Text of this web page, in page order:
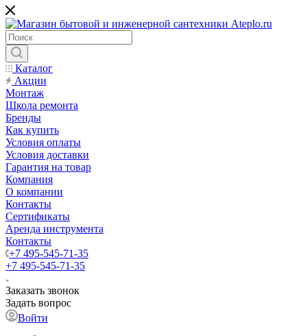
Каталог
Акции
Монтаж
Школа ремонта
Бренды
Как купить
Условия оплаты
Условия доставки
Гарантия на товар
Компания
О компании
Контакты
Сертификаты
Аренда инструмента
Контакты
+7 495-545-71-35
+7 495-545-71-35
Заказать звонок
Задать вопрос
Войти